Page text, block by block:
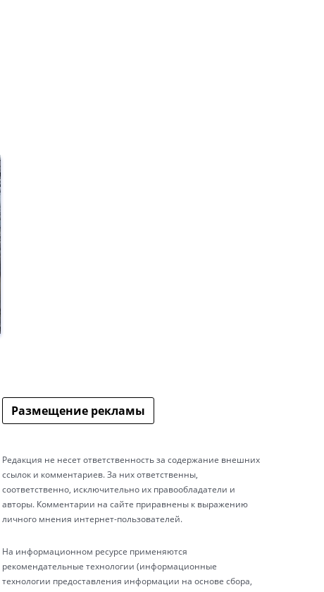
Размещение рекламы
Редакция не несет ответственность за содержание внешних
ссылок и комментариев. За них ответственны,
соответственно, исключительно их правообладатели и
авторы. Комментарии на сайте приравнены к выражению
личного мнения интернет-пользователей.
На информационном ресурсе применяются
рекомендательные технологии (информационные
технологии предоставления информации на основе сбора,